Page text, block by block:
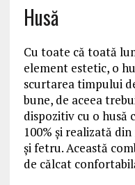
Husă
Cu toate că toată
element estetic, o
scurtarea timpului
bune, de aceea
dispozitiv cu o husă
100% şi realizată
şi fetru. Această
de călcat